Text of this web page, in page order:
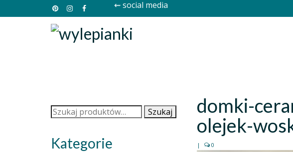
⇜ social media
domki-
olejek-
| 0
Szukaj: Szukaj
Kategorie